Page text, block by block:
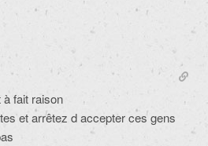
fait raison
et arrêtez d accepter ces gens